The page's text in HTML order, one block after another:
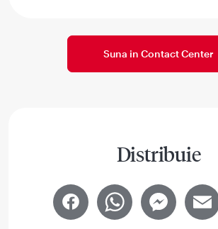
Suna in Contact Center
Distribuie